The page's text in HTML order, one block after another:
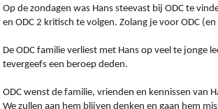
Op de zondagen was Hans steevast bij ODC te
en ODC 2 kritisch te volgen. Zolang je voor ODC
De ODC familie verliest met Hans op veel te
tevergeefs een beroep deden.
ODC wenst de familie, vrienden en kennissen van
We zullen aan hem blijven denken en gaan hem